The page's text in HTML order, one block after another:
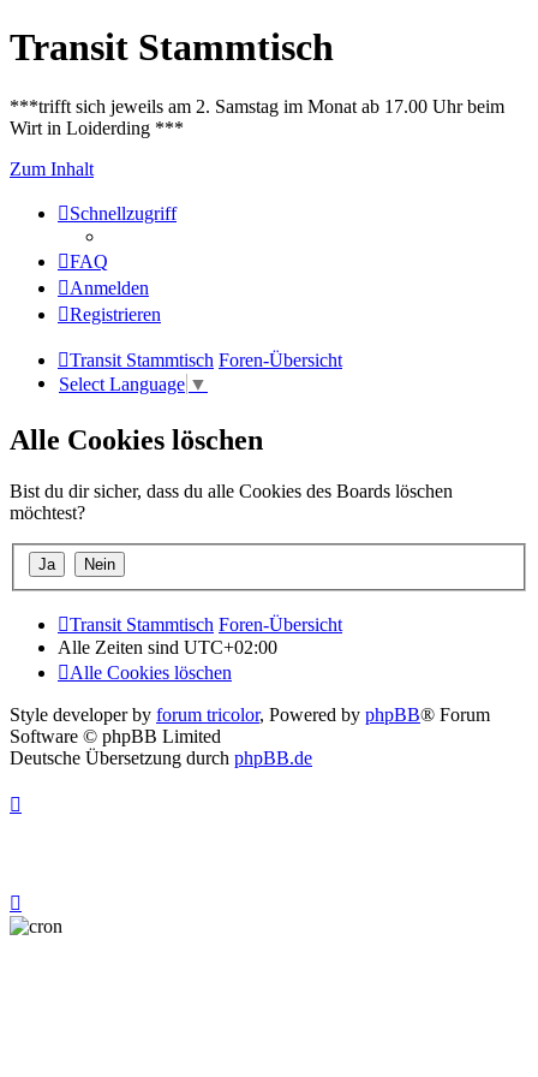
Transit Stammtisch
***trifft sich jeweils am 2. Samstag im Monat ab 17.00 Uhr beim
Wirt in Loiderding ***
Zum Inhalt
Schnellzugriff
FAQ
Anmelden
Registrieren
Transit Stammtisch Foren-Übersicht
Select Language ▼
Alle Cookies löschen
Bist du dir sicher, dass du alle Cookies des Boards löschen
möchtest?
Transit Stammtisch Foren-Übersicht
Alle Zeiten sind UTC+02:00
Alle Cookies löschen
Style developer by forum tricolor, Powered by phpBB® Forum
Software © phpBB Limited
Deutsche Übersetzung durch phpBB.de